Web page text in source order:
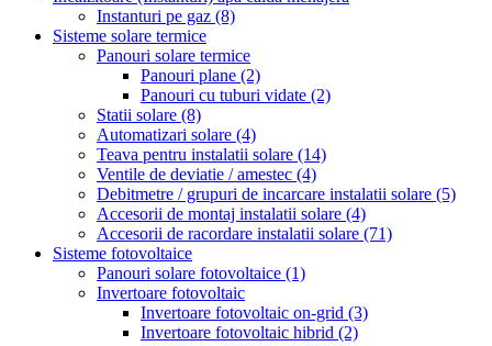
Instanturi pe gaz (8)
Sisteme solare termice
Panouri solare termice
Panouri plane (2)
Panouri cu tuburi vidate (2)
Statii solare (8)
Automatizari solare (4)
Teava pentru instalatii solare (14)
Ventile de deviatie / amestec (4)
Debitmetre / grupuri de incarcare instalatii solare (5)
Accesorii de montaj instalatii solare (4)
Accesorii de racordare instalatii solare (71)
Sisteme fotovoltaice
Panouri solare fotovoltaice (1)
Invertoare fotovoltaic
Invertoare fotovoltaic on-grid (3)
Invertoare fotovoltaic hibrid (2)